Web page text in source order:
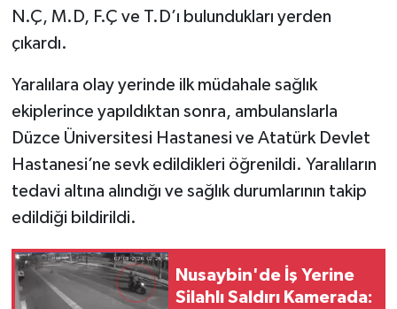
N.Ç, M.D, F.Ç ve T.D’ı bulundukları yerden
çıkardı.
Yaralılara olay yerinde ilk müdahale sağlık
ekiplerince yapıldıktan sonra, ambulanslarla
Düzce Üniversitesi Hastanesi ve Atatürk Devlet
Hastanesi’ne sevk edildikleri öğrenildi. Yaralıların
tedavi altına alındığı ve sağlık durumlarının takip
edildiği bildirildi.
Nusaybin'de İş Yerine
Silahlı Saldırı Kamerada: